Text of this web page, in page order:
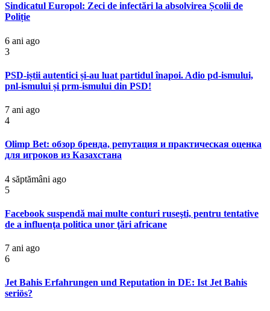
Sindicatul Europol: Zeci de infectări la absolvirea Școlii de
Poliție
6 ani ago
3
PSD-iștii autentici și-au luat partidul înapoi. Adio pd-ismului,
pnl-ismului și prm-ismului din PSD!
7 ani ago
4
Olimp Bet: обзор бренда, репутация и практическая оценка
для игроков из Казахстана
4 săptămâni ago
5
Facebook suspendă mai multe conturi ruseşti, pentru tentative
de a influenţa politica unor ţări africane
7 ani ago
6
Jet Bahis Erfahrungen und Reputation in DE: Ist Jet Bahis
seriös?